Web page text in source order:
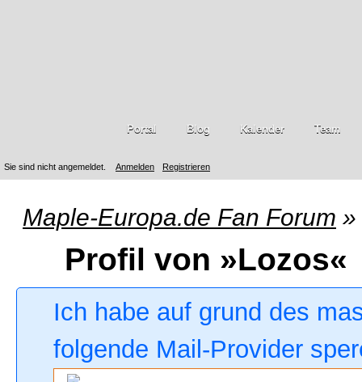
Sie sind nicht angemeldet. Anmelden Registrieren
Portal Blog Kalender Team
Maple-Europa.de Fan Forum »
Profil von »Lozos«
Ich habe auf grund des
folgende Mail-Provider